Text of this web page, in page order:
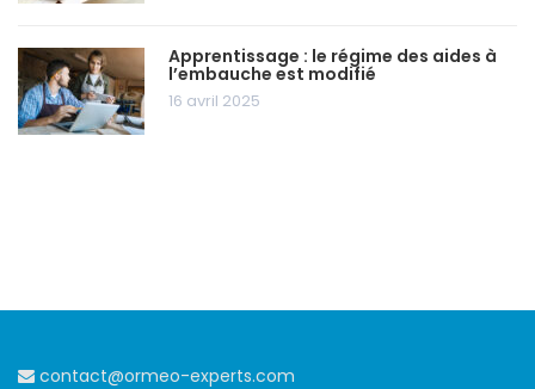
Apprentissage : le régime des aides à
l’embauche est modifié
16 avril 2025
contact@ormeo-experts.com